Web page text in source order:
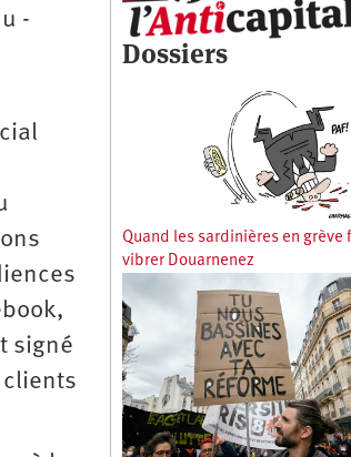
-
signé
clients
Dossiers
Quand les sardinières en grève
vibrer Douarnenez